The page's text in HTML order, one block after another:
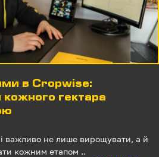
в Cropwise:
кожного гектара
важливо не лише вирощувати, а й
кожним етапом ..